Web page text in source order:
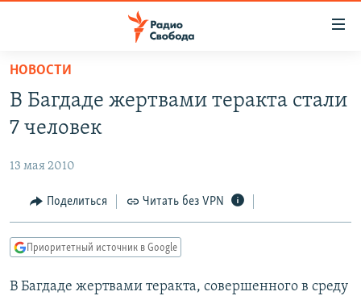
упрощенного
доступа
Вернуться
основному
Вернутся
главной
навигации
Вернутся
ПОДКАСТЫ
ЦИТАТЫ СВОБОДЫ
МНЕНИЯ
IDEL.РЕАЛИИ
КАВКАЗ.РЕАЛИИ
НОВОСТИ
В Багдаде жертвами теракта стали
7 человек
13 мая 2010
Поделиться Читать без VPN
Приоритетный источник в Google
В Багдаде жертвами теракта, совершенного в среду